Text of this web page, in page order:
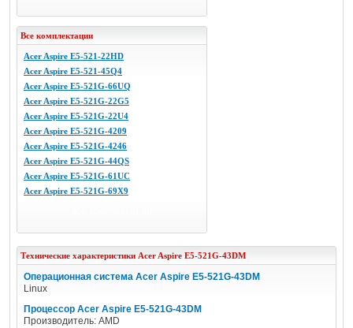
Все комплектации
Acer Aspire E5-521-22HD
Acer Aspire E5-521-45Q4
Acer Aspire E5-521G-66UQ
Acer Aspire E5-521G-22G5
Acer Aspire E5-521G-22U4
Acer Aspire E5-521G-4209
Acer Aspire E5-521G-4246
Acer Aspire E5-521G-44QS
Acer Aspire E5-521G-61UC
Acer Aspire E5-521G-69X9
Технические характеристики Acer Aspire E5-521G-43DM
Операционная система Acer Aspire E5-521G-43DM
Linux
Процессор Acer Aspire E5-521G-43DM
Производитель: AMD